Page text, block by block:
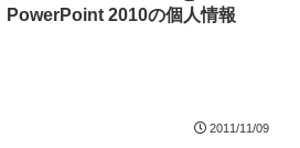
PowerPoint 2010の個人情報
2011/11/09